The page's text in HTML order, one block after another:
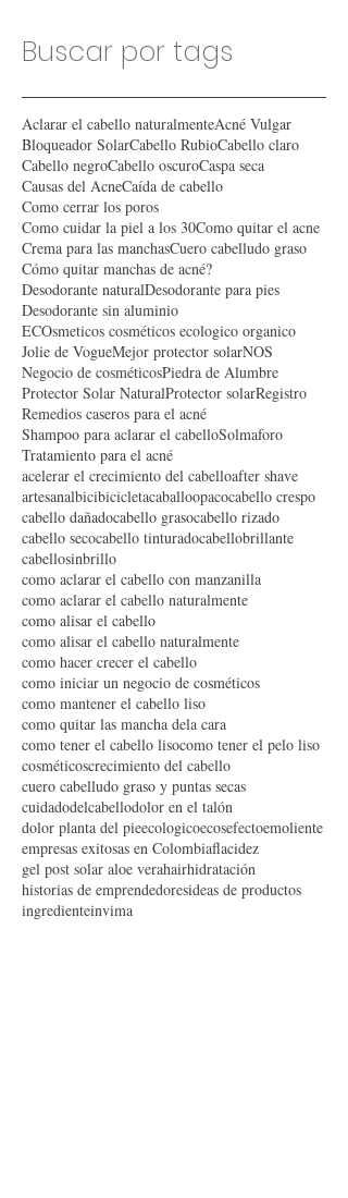
Buscar por tags
Aclarar el cabello naturalmenteAcné Vulgar
Bloqueador SolarCabello RubioCabello claro
Cabello negroCabello oscuro
Causas del AcneCaída de cabello
Como cerrar los poros
Como cuidar la piel a los 30Como quitar el acne
Crema para las manchasCuero cabelludo graso
Cómo quitar manchas de acné?
Desodorante naturalDesodorante para pies
Desodorante sin aluminio
ECOsmeticos cosméticos ecologico organico
Jolie de VogueMejor protector solarNOS
Negocio de cosméticos Piedra de Alumbre
Protector Solar NaturalProtector solarRegistro
Remedios caseros para el acné
Shampoo para aclarar el cabelloSolmaforo
Tratamiento para el acné
acelerar el crecimiento del cabelloafter shave
artesanalbicibicicletacaballoopacocabello crespo
cabello dañadocabello graso
cabello secocabello tinturadocabellobrillante
cabellosinbrillo
como aclarar el cabello con manzanilla
como aclarar el cabello naturalmente
como alisar el cabello
como alisar el cabello naturalmente
como hacer crecer el cabello
como iniciar un negocio de cosméticos
como mantener el cabello liso
como quitar las mancha dela cara
como tener el cabello lisocomo tener el pelo liso
cosméticoscrecimiento del cabello
cuero cabelludo graso y puntas secas
cuidadodelcabello dolor en el talón
dolor planta del pieecologicoecosefecto
empresas exitosas en Colombiaflacidez
gel post solar aloe vera